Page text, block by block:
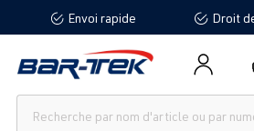
principalEnvoi rapide Droit